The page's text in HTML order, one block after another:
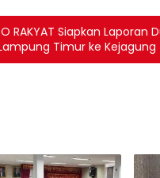
RAKYAT Siapkan Laporan
Timur ke Kejagung